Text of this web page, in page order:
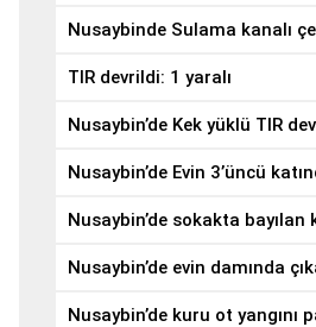
TIR devrildi: 1 yaralı